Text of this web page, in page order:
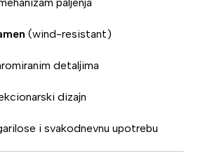
(wind-resistant)
detaljima
dizajn
i svakodnevnu upotrebu